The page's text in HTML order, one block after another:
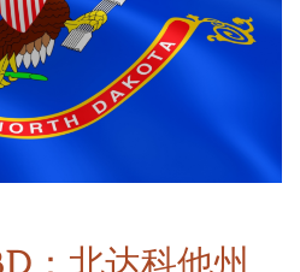
：北达科他州